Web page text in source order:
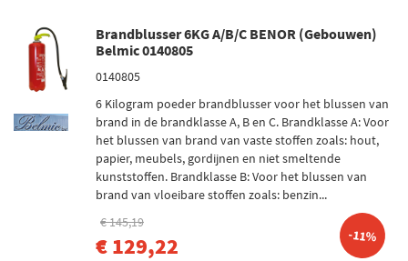
Brandblusser 6KG A/B/C BENOR (Gebouwen)
Belmic 0140805
0140805
6 Kilogram poeder brandblusser voor het blussen van
brand in de brandklasse A, B en C. Brandklasse A: Voor
het blussen van brand van vaste stoffen zoals: hout,
papier, meubels, gordijnen en niet smeltende
kunststoffen. Brandklasse B: Voor het blussen van
brand van vloeibare stoffen zoals: benzin...
€ 145,19
€ 129,22 -11%